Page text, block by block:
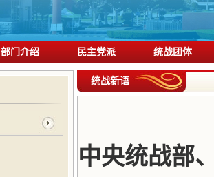
部门介绍 民主党派 统战团体
统战新语
中央统战部